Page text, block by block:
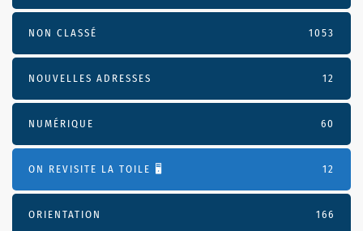
NON CLASSÉ 1053
NOUVELLES ADRESSES 12
NUMÉRIQUE 60
ON REVISITE LA TOILE 🖥️ 12
ORIENTATION 166